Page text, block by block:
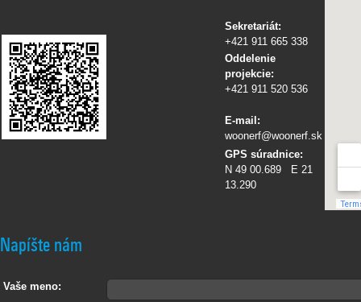
Sekretariát:
+421 911 665 338
Oddelenie
projekcie:
+421 911 520 536
E-mail:
woonerf@woonerf.sk
GPS súradnice:
N 49 00.689 E 21
13.290
Napíšte nám
Vaše meno: